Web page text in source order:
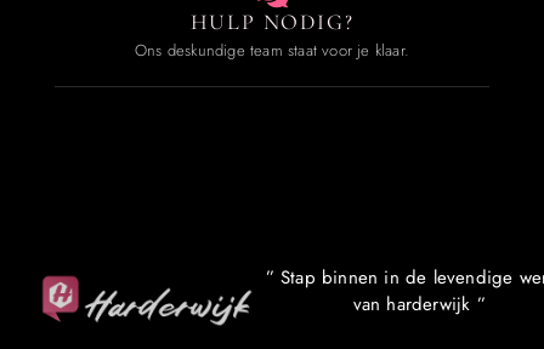
HULP NODIG?
Ons deskundige team staat voor je klaar.
” Stap binnen in de levendige
van harderwijk ”